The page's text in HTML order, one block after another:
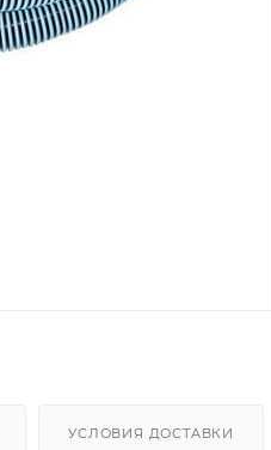
УСЛОВИЯ ДОСТАВКИ